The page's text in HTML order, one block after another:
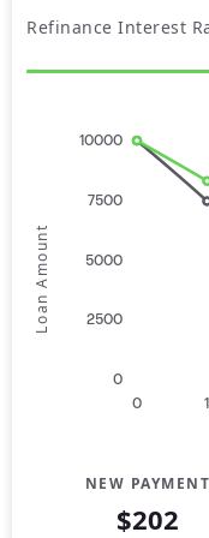
Refinance Interest
Loan Amount
0 1
0
2500
5000
7500
10000
NEW PAYMENT
$202